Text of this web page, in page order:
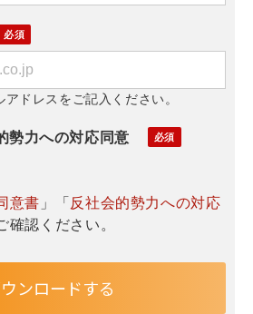
ドレスをご記入ください。
勢力への対応同意
意書 」「反社会的勢力への対応
確認ください。